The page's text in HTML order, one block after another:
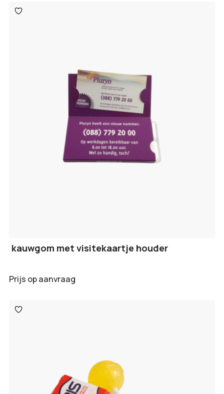
Toevoegen
aan
kauwgom met visitekaartje houder
Prijs op aanvraag
Toevoegen
aan